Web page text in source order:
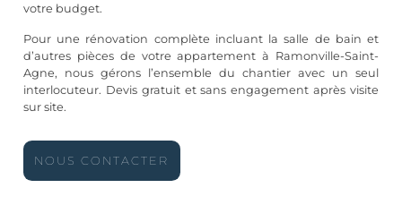
votre budget.
Pour une rénovation complète incluant la salle de bain et
d’autres pièces de votre appartement à Ramonville-Saint-
Agne, nous gérons l’ensemble du chantier avec un seul
interlocuteur. Devis gratuit et sans engagement après visite
sur site.
NOUS CONTACTER